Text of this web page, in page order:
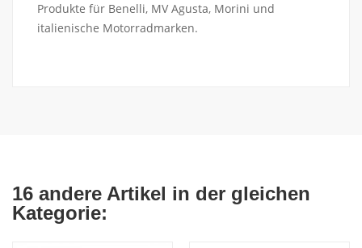
Produkte für Benelli, MV Agusta, Morini und
italienische Motorradmarken.
16 andere Artikel in der gleichen
Kategorie: